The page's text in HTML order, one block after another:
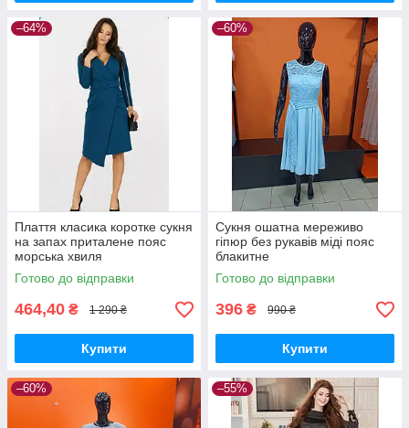
–64%
Плаття класика коротке сукня
на запах приталене пояс
морська хвиля
Готово до відправки
464,40 ₴ 1 290 ₴
Купити
–60%
Сукня ошатна мереживо
гіпюр без рукавів міді пояс
блакитне
Готово до відправки
396 ₴ 990 ₴
Купити
–60% –55%